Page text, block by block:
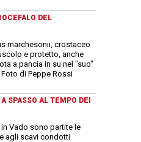
DEL
marchesonii, crostaceo
e protetto, anche
a pancia in su nel "suo"
di Peppe Rossi
SPASSO AL TEMPO DEI
in Vado sono partite le
agli scavi condotti